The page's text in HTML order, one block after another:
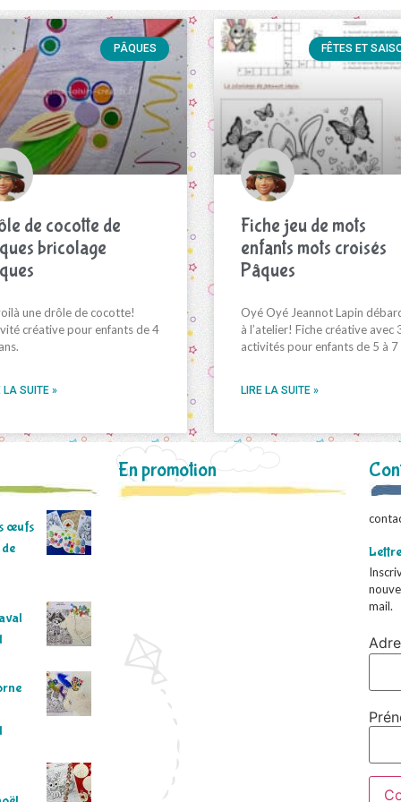
PÂQUES
de cocotte de
bricolage
une drôle de cocotte!
créative pour enfants de 4
LA SUITE »
FÊTES ET
Fiche jeu de mots
enfants mots croisés
Pâques
Oyé Oyé Jeannot Lapin
à l’atelier! Fiche créative avec
activités pour enfants de 5 à 7
LIRE LA SUITE »
œufs
En promotion
mail.